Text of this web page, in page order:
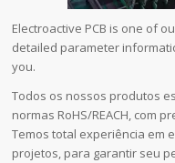
Electroactive PCB is one of
detailed parameter
you.
Todos os nossos produtos
normas RoHS/REACH, com
Temos total experiência em
projetos, para garantir seu